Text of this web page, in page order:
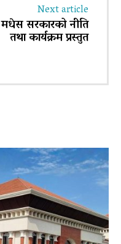
Next article
मधेस सरकारको नीति
तथा कार्यक्रम प्रस्तुत